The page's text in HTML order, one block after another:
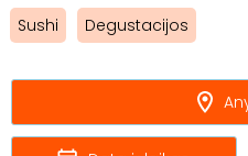
Sushi
Degustacijos